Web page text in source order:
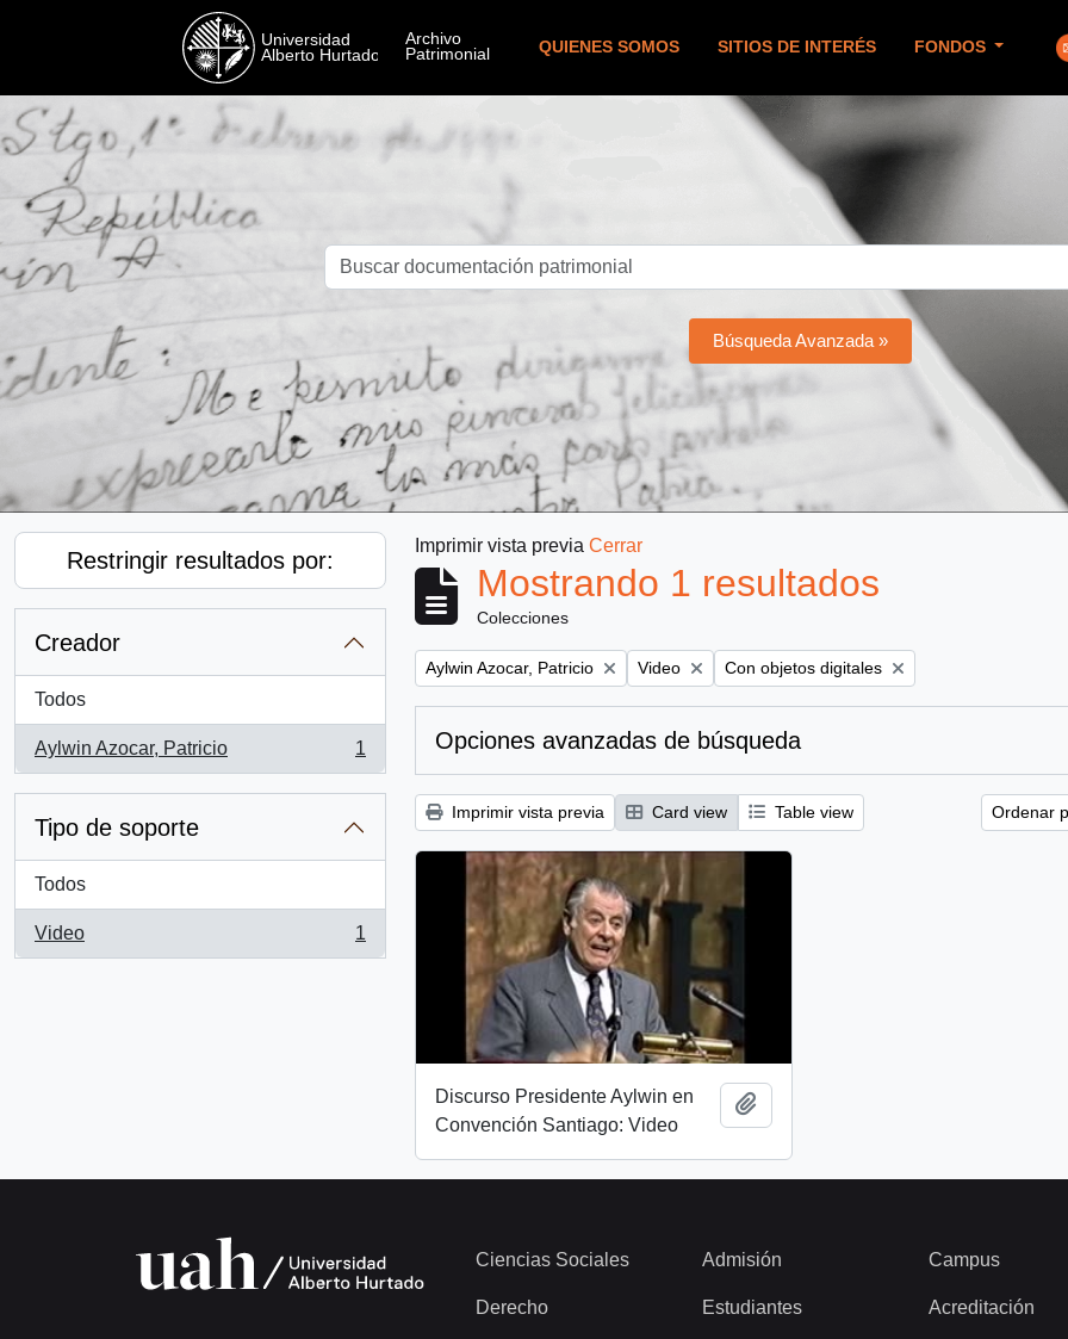
QUIENES SOMOS SITIOS DE INTERÉS FONDOS
Búsqueda Avanzada »
Restringir resultados por:
Creador
Todos
Aylwin Azocar, Patricio
, 1 resultados
1
Tipo de soporte
Todos
Video
, 1 resultados
1
Imprimir vista previa Cerrar
Mostrando 1 resultados
Colecciones
Remove filter:
Aylwin Azocar, Patricio Remove filter:
Video Remove filter:
Con objetos digitales
Opciones avanzadas de búsqueda
Imprimir vista previa Card view Table view Ordenar
Discurso Presidente Aylwin en
Convención Santiago: Video
Ciencias Sociales
Derecho
Admisión
Estudiantes
Campus
Acreditación